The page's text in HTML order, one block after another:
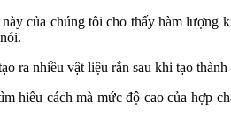
của chúng tôi cho thấy hàm lượng
ra nhiều vật liệu rắn sau khi tạo
cách mà mức độ cao của hợp